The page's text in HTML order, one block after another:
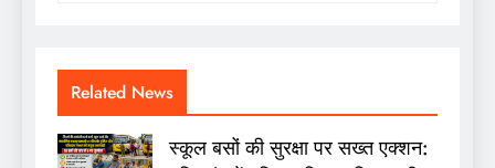
Related News
स्कूल बसों की सुरक्षा पर सख्त एक्शन: